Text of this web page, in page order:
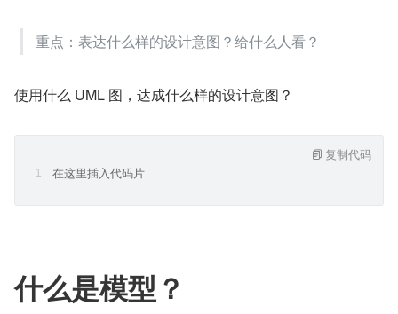
重点：表达什么样的设计意图？给什么人看？
使用什么 UML 图，达成什么样的设计意图？
在这里插入代码片
复制代码
什么是模型？